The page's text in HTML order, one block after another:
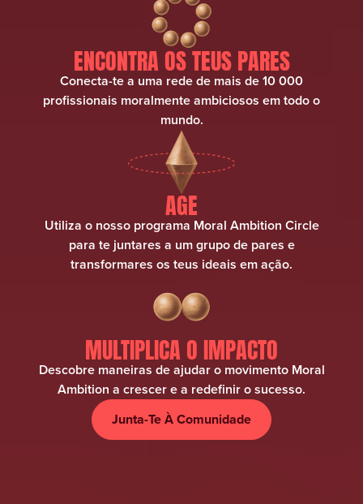
ENCONTRA OS TEUS PARES
Conecta-te a uma rede de mais de 10 000
profissionais moralmente ambiciosos em todo o
mundo.
AGE
Utiliza o nosso programa Moral Ambition Circle
para te juntares a um grupo de pares e
transformares os teus ideais em ação.
MULTIPLICA O IMPACTO
Descobre maneiras de ajudar o movimento Moral
Ambition a crescer e a redefinir o sucesso.
Junta-Te À Comunidade